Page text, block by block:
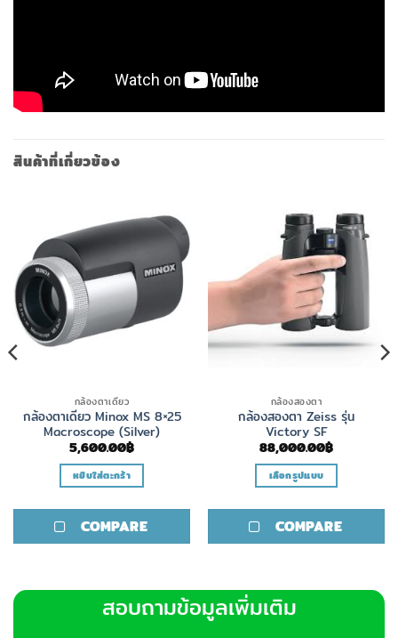
สินค้าที่เกี่ยวข้อง
กล้องตาเดียว
กล้องตาเดียว Minox MS 8×25
Macroscope (Silver)
5,600.00฿
หยิบใส่ตะกร้า
COMPARE
กล้องสองตา
กล้องสองตา Zeiss รุ่น
Victory SF
88,000.00฿
เลือกรูปแบบ
product
has
The
options
COMPARE
สอบถามข้อมูลเพิ่มเติม